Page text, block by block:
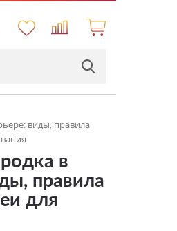
виды, правила
в
правила
для